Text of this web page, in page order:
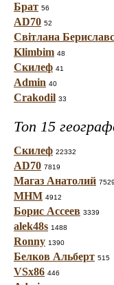
Брат 56
AD70 52
Світлана
Klimbim 48
Скилеф 41
Admin 40
Crakodil 33
Топ 15
Скилеф 22332
AD70 7819
Магаз Анатолий 7529
МНМ 4912
Борис Ассеев 3339
alek48s 1488
Ronny 1390
Белков Альберт 515
VSx86 446